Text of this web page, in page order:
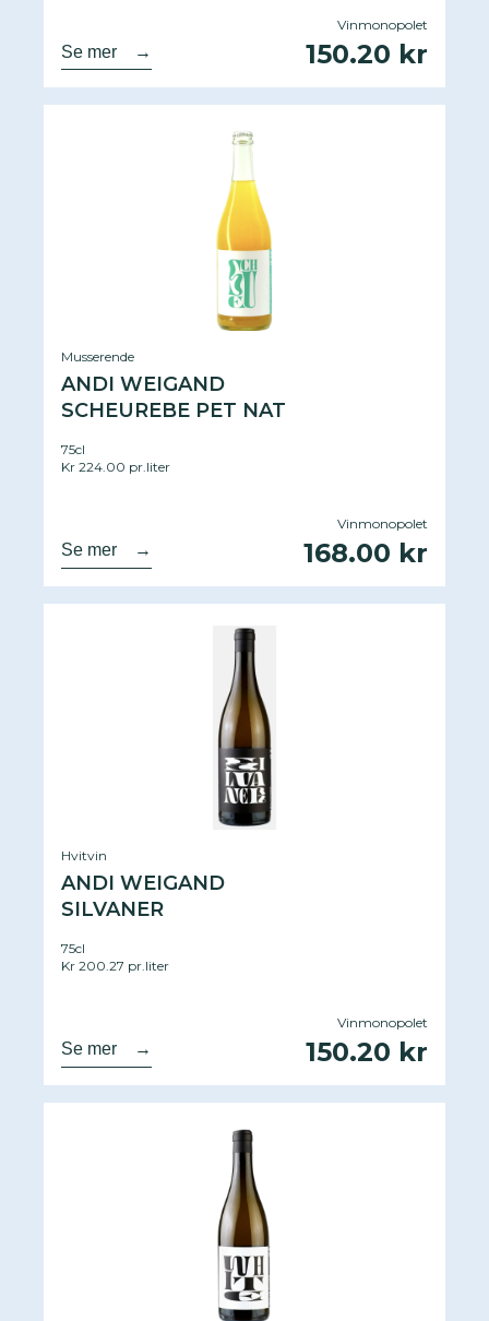
Se mer →
Vinmonopolet
150.20 kr
Musserende
ANDI WEIGAND
SCHEUREBE PET NAT
75cl
Kr 224.00 pr.liter
Se mer →
Vinmonopolet
168.00 kr
Hvitvin
ANDI WEIGAND
SILVANER
75cl
Kr 200.27 pr.liter
Se mer →
Vinmonopolet
150.20 kr